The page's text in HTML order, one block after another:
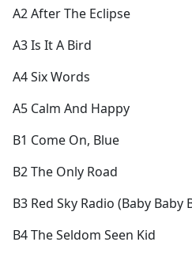
A2 After The Eclipse
A3 Is It A Bird
A4 Six Words
A5 Calm And Happy
B1 Come On, Blue
B2 The Only Road
B3 Red Sky Radio (Baby Baby
B4 The Seldom Seen Kid